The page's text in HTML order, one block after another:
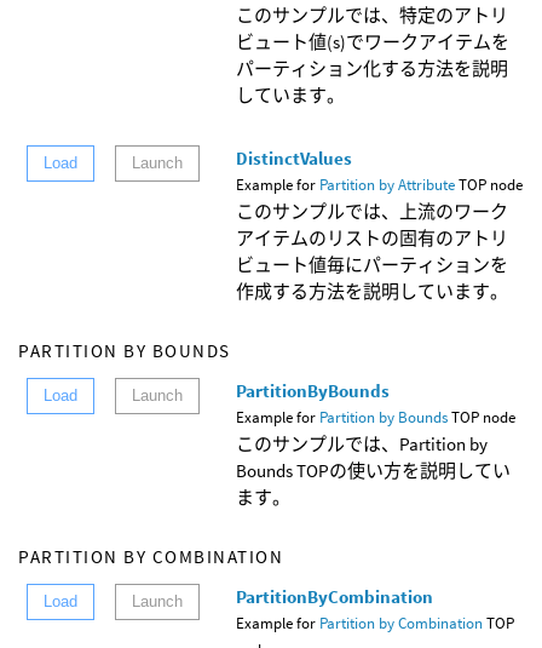
このサンプルでは、特定のアトリ
ビュート値(s)でワークアイテムを
パーティション化する方法を説明
しています。
Load Launch DistinctValues
Example for Partition by AttributeTOP node
このサンプルでは、上流のワーク
アイテムのリストの固有のアトリ
ビュート値毎にパーティションを
作成する方法を説明しています。
PARTITION BY BOUNDS
Load Launch PartitionByBounds
Example for Partition by BoundsTOP node
このサンプルでは、Partition by
Bounds TOPの使い方を説明してい
ます。
PARTITION BY COMBINATION
Load Launch PartitionByCombination
Example for Partition by CombinationTOP